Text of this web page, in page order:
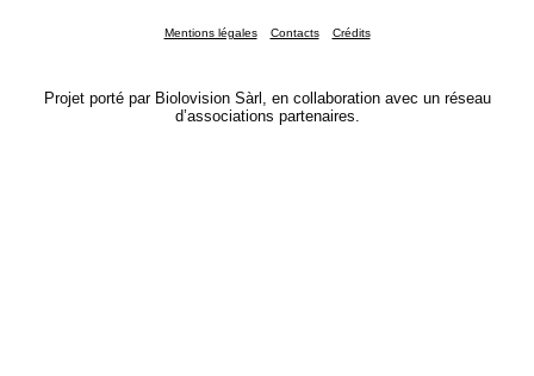
Mentions légales Contacts Crédits
Projet porté par Biolovision Sàrl, en collaboration avec un réseau
d’associations partenaires.